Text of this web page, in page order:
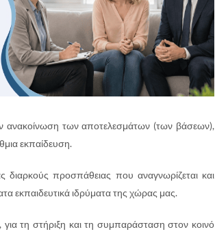
ανακοίνωση των αποτελεσμάτων (των βάσεων),
εκπαίδευση.
διαρκούς προσπάθειας που αναγνωρίζεται και
εκπαιδευτικά ιδρύματα της χώρας μας.
για τη στήριξη και τη συμπαράσταση στον κοινό